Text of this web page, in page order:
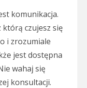
komunikacja.
czujesz się
i zrozumiale
jest dostępna
wahaj się
konsultacji.